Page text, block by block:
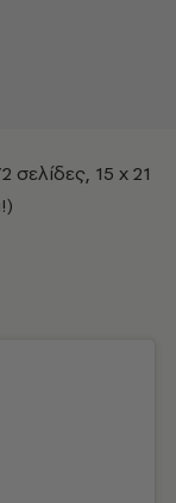
σελίδες, 15 x 21